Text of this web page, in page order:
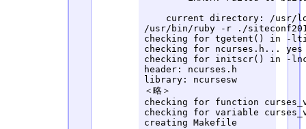
current directory: /usr/
/usr/bin/ruby -r ./
checking for tgetent() in -
checking for ncurses.h... yes
checking for initscr() in -
header: ncurses.h
library: ncursesw
＜略＞
checking for function
checking for variable
creating Makefile